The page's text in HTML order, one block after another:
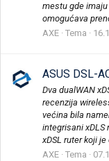
mestu gde
omogućava
AXE Tema
ASUS DSL-
Dva dualWAN
recenzija
većina bila
integrisani
xDSL ruter koji
AXE Tema